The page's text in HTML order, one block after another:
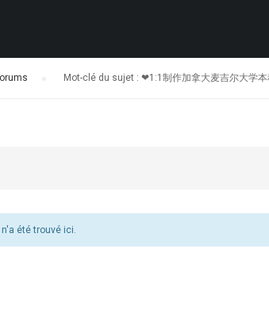
Mot-clé du sujet : ❤1:1制作加拿大麦吉尔大学
été trouvé ici.